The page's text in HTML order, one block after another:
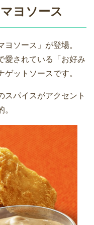
ヨソース
ソース」が登場。
愛されている「お好み
ットソースです。
スパイスがアクセント